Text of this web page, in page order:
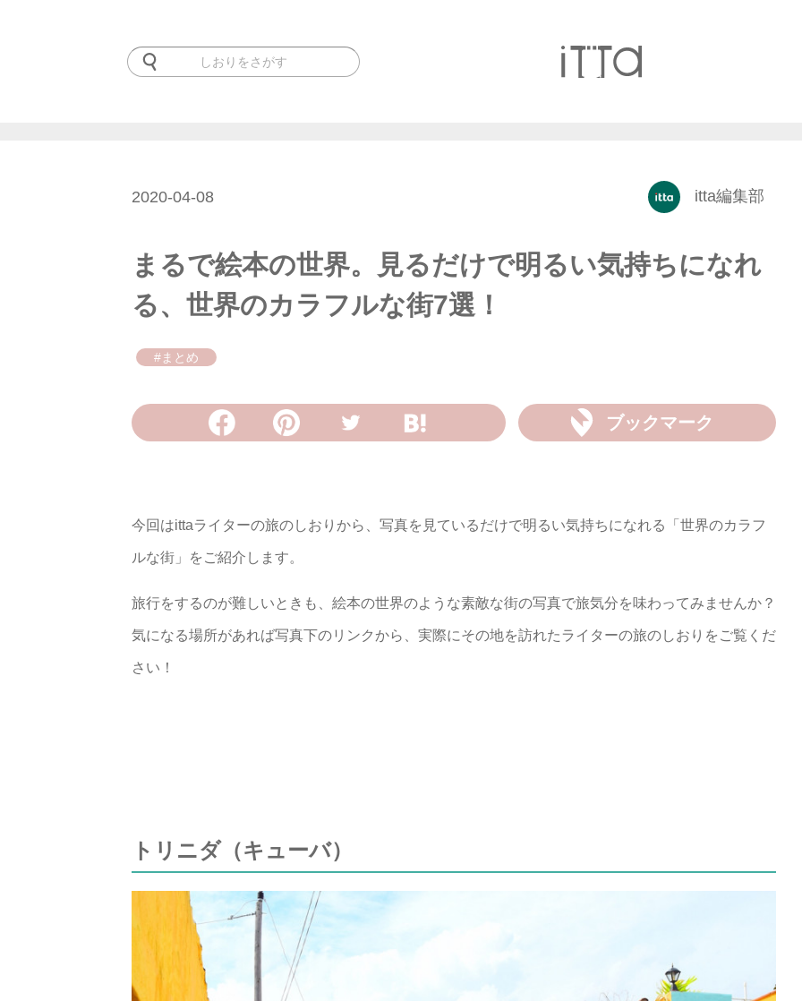
2020-04-08 itta編集部
まるで絵本の世界。見るだけで明るい気持ちになれ
る、世界のカラフルな街7選！
#まとめ
ブックマーク
今回はittaライターの旅のしおりから、写真を見ているだけで明るい気持ちになれる「世界のカラフ
ルな街」をご紹介します。
旅行をするのが難しいときも、絵本の世界のような素敵な街の写真で旅気分を味わってみませんか？
気になる場所があれば写真下のリンクから、実際にその地を訪れたライターの旅のしおりをご覧くだ
さい！
トリニダ（キューバ）